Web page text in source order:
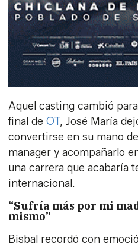
Aquel casting cambió
final deOT, José María
convertirse en su mano
manager y acompañarlo
una carrera que acabaría
internacional.
“Sufría más por mi
mismo”
Bisbal recordó con